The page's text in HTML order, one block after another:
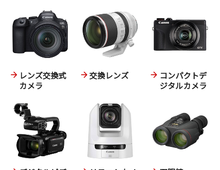
レンズ交換式
カメラ
交換レンズ
コンパクトデ
ジタルカメラ